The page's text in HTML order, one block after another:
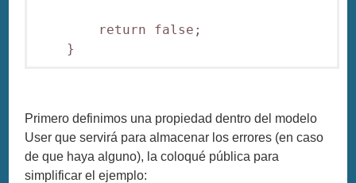
return false;
Primero definimos una propiedad dentro del modelo
User que servirá para almacenar los errores (en caso
de que haya alguno), la coloqué pública para
simplificar el ejemplo: